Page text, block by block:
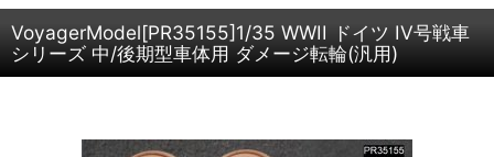
VoyagerModel[PR35155]1/35 WWII ドイツ IV号戦車
シリーズ 中/後期型車体用 ダメージ転輪(汎用)